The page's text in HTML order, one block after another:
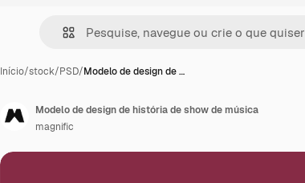
Início/stock/PSD/Modelo de design de …
Modelo de design de história de show de música
magnific